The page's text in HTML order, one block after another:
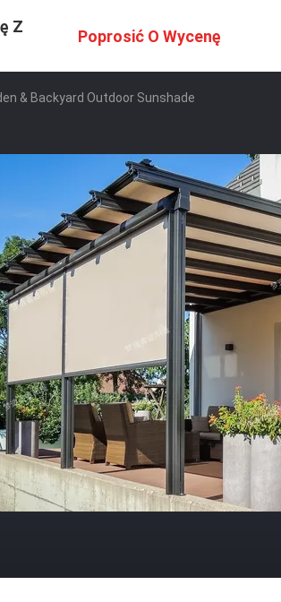
Z
Poprosić O Wycenę
& Backyard Outdoor Sunshade